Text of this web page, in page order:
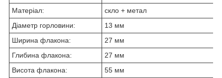
Матеріал:
скло + метал
Діаметр горловини:
13 мм
Ширина флакона:
27 мм
Глибина флакона:
27 мм
Висота флакона:
55 мм